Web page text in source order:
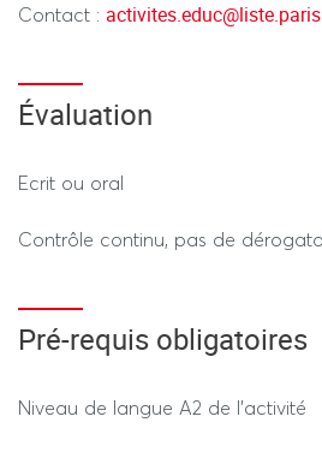
Contact : activites.educ@
Évaluation
Ecrit ou oral
Contrôle continu, pas de
Pré-requis obligatoires
Niveau de langue A2 de l'activité